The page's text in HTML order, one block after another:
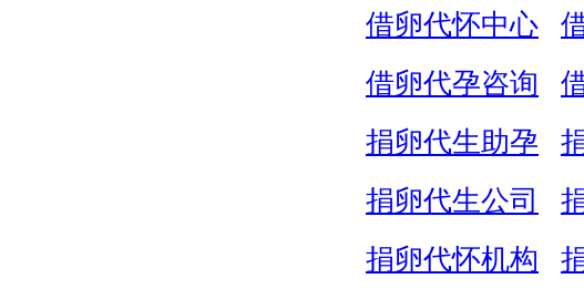
借卵代怀中心
借卵代孕咨询
捐卵代生助孕
捐卵代生公司
捐卵代怀机构